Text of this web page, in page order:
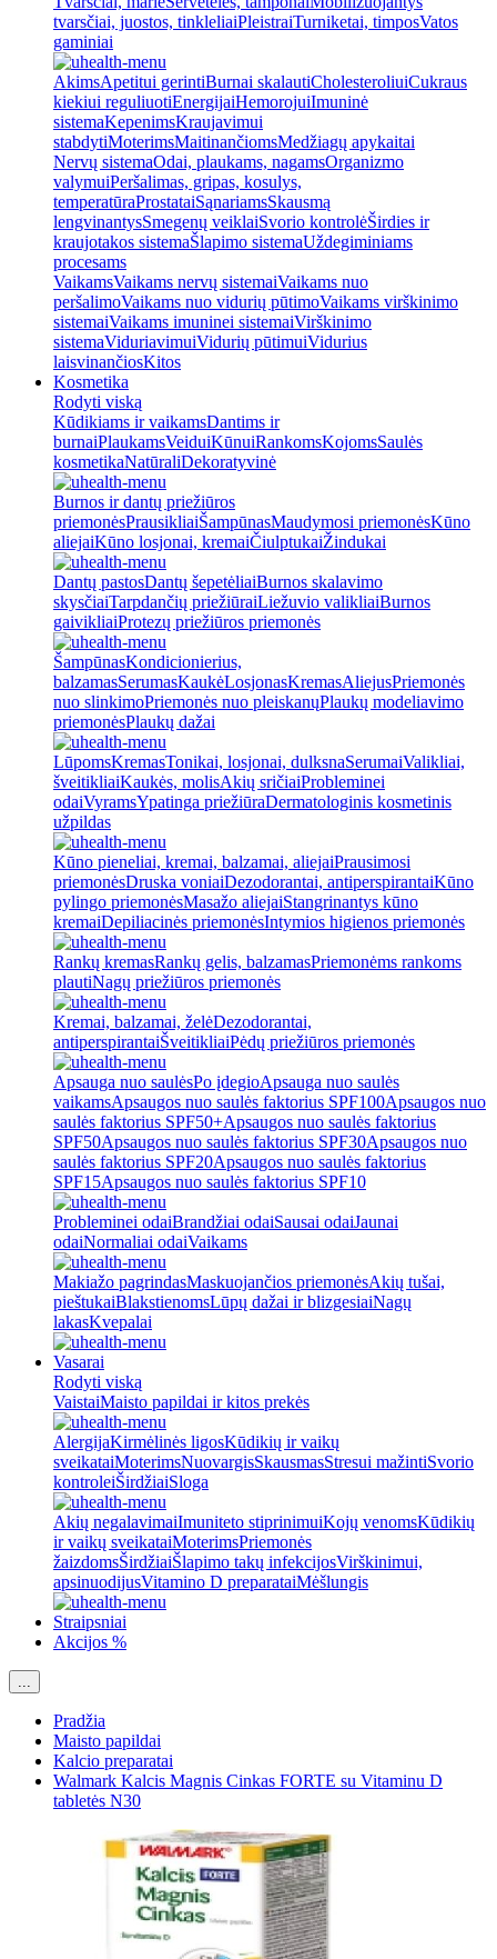
tvarsčiai, juostos, tinkleliaiPleistraiTurniketai, timposVatos
gaminiai
AkimsApetitui gerintiBurnai skalautiCholesteroliuiCukraus
kiekiui reguliuotiEnergijaiHemorojuiImuninė
sistemaKepenimsKraujavimui
stabdytiMoterimsMaitinančiomsMedžiagų apykaitai
Nervų sistemaOdai, plaukams, nagamsOrganizmo
valymuiPeršalimas, gripas, kosulys,
temperatūraProstataiSąnariamsSkausmą
lengvinantysSmegenų veiklaiSvorio kontrolėŠirdies ir
kraujotakos sistemaŠlapimo sistemaUždegiminiams
procesams
VaikamsVaikams nervų sistemaiVaikams nuo
peršalimoVaikams nuo vidurių pūtimoVaikams virškinimo
sistemaiVaikams imuninei sistemaiVirškinimo
sistemaViduriavimuiVidurių pūtimuiVidurius
laisvinančiosKitos
Kosmetika
Rodyti viską
Kūdikiams ir vaikamsDantims ir
burnaiPlaukamsVeiduiKūnuiRankomsKojomsSaulės
kosmetikaNatūraliDekoratyvinė
Burnos ir dantų priežiūros
priemonėsPrausikliaiŠampūnasMaudymosi priemonėsKūno
aliejaiKūno losjonai, kremaiČiulptukaiŽindukai
Dantų pastosDantų šepetėliaiBurnos skalavimo
skysčiaiTarpdančių priežiūraiLiežuvio valikliaiBurnos
gaivikliaiProtezų priežiūros priemonės
ŠampūnasKondicionierius,
balzamasSerumasKaukėLosjonasKremasAliejusPriemonės
nuo slinkimoPriemonės nuo pleiskanųPlaukų modeliavimo
priemonėsPlaukų dažai
LūpomsKremasTonikai, losjonai, dulksnaSerumaiValikliai,
šveitikliaiKaukės, molisAkių sričiaiProbleminei
odaiVyramsYpatinga priežiūraDermatologinis kosmetinis
užpildas
Kūno pieneliai, kremai, balzamai, aliejaiPrausimosi
priemonėsDruska voniaiDezodorantai, antiperspirantaiKūno
pylingo priemonėsMasažo aliejaiStangrinantys kūno
kremaiDepiliacinės priemonėsIntymios higienos priemonės
Rankų kremasRankų gelis, balzamasPriemonėms rankoms
plautiNagų priežiūros priemonės
Kremai, balzamai, želėDezodorantai,
antiperspirantaiŠveitikliaiPėdų priežiūros priemonės
Apsauga nuo saulėsPo įdegioApsauga nuo saulės
vaikamsApsaugos nuo saulės faktorius SPF100Apsaugos nuo
saulės faktorius SPF50+Apsaugos nuo saulės faktorius
SPF50Apsaugos nuo saulės faktorius SPF30Apsaugos nuo
saulės faktorius SPF20Apsaugos nuo saulės faktorius
SPF15Apsaugos nuo saulės faktorius SPF10
Probleminei odaiBrandžiai odaiSausai odaiJaunai
odaiNormaliai odaiVaikams
Makiažo pagrindasMaskuojančios priemonėsAkių tušai,
pieštukaiBlakstienomsLūpų dažai ir blizgesiaiNagų
lakasKvepalai
Vasarai
Rodyti viską
VaistaiMaisto papildai ir kitos prekės
AlergijaKirmėlinės ligosKūdikių ir vaikų
sveikataiMoterimsNuovargisSkausmasStresui mažintiSvorio
kontroleiŠirdžiaiSloga
Akių negalavimaiImuniteto stiprinimuiKojų venomsKūdikių
ir vaikų sveikataiMoterimsPriemonės
žaizdomsŠirdžiaiŠlapimo takų infekcijosVirškinimui,
apsinuodijusVitamino D preparataiMėšlungis
Straipsniai
Akcijos %
...
Pradžia
Maisto papildai
Kalcio preparatai
Walmark Kalcis Magnis Cinkas FORTE su Vitaminu D
tabletės N30